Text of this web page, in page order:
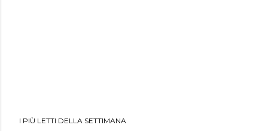
I PIÙ LETTI DELLA SETTIMANA